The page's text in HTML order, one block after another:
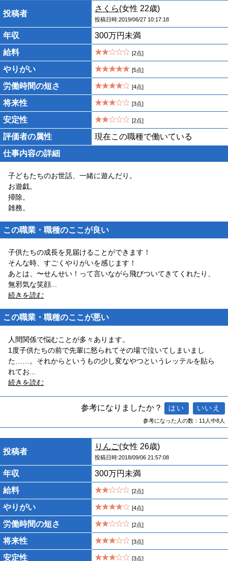
投稿者
さくら(女性 22歳)
投稿日時:2019/06/27 10:17:18
年収
300万円未満
給料
[2点]
やりがい [5点]
労働時間の短さ [4点]
将来性 [3点]
安定性 [2点]
評価者の属性
現在この職種で働いている
仕事内容の詳細
子どもたちのお世話、一緒に遊んだり。
お遊戯。
掃除。
雑務。
この職業・職種のここが良い
子供たちの成長を見届けることができます！
そんな時、すごくやりがいを感じます！
あとは、〜せんせい！って言いながら飛びついてきてくれたり、
無邪気な笑顔
続きを読む
この職業・職種のここが悪い
人間関係で悩むことが多々あります。
1度子供たちの前で先輩に怒られてその場で泣いてしまいまし
た……。それからというもの少し変なやつというレッテルを貼ら
れてお
続きを読む
参考になりましたか？
参考になった人の数：11人中8人
投稿者
りんご(女性 26歳)
投稿日時:2018/09/06 21:57:08
年収
300万円未満
給料
[2点]
やりがい [4点]
労働時間の短さ [2点]
将来性 [3点]
安定性 [3点]